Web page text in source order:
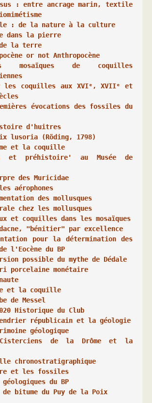
: entre ancrage marin, textile
: de la nature à la culture
dans la pierre
la terre
or not Anthropocène
de coquilles
les coquilles aux XVIᵉ, XVIIᵉ et
évocations des fossiles du
d'huitres
lusoria (Röding, 1798)
et la coquille
et préhistoire' au Musée de
des Muricidae
aérophones
des mollusques
chez les mollusques
et coquilles dans les mosaïques
"bénitier" par excellence
pour la détermination des
l'Eocène du BP
possible du mythe de Dédale
porcelaine monétaire
et la coquille
de Messel
Historique du Club
républicain et la géologie
géologique
de la Drôme et la
chronostratigraphique
et les fossiles
géologiques du BP
de bitume du Puy de la Poix